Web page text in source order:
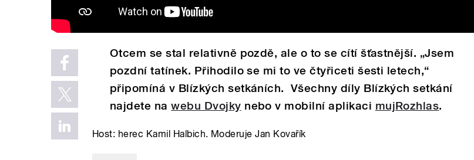
Otcem se stal relativně pozdě, ale o to se cítí šťastnější. „Jsem
pozdní tatínek. Přihodilo se mi to ve čtyřiceti šesti letech,“
připomíná v Blízkých setkáních. Všechny díly Blízkých setkání
najdete nawebu Dvojky nebo v mobilní aplikaci mujRozhlas.
Host: herec Kamil Halbich. Moderuje Jan Kovařík